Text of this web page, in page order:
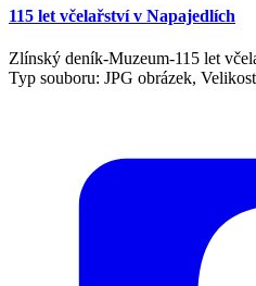
115 let včelařství v Napajedlích
Zlínský deník-Muzeum-115 let
Typ souboru: JPG obrázek,